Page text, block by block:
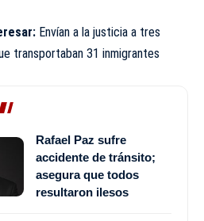
Envían a la justicia a tres
transportaban 31 inmigrantes
Rafael Paz sufre
accidente de tránsito;
asegura que todos
resultaron ilesos